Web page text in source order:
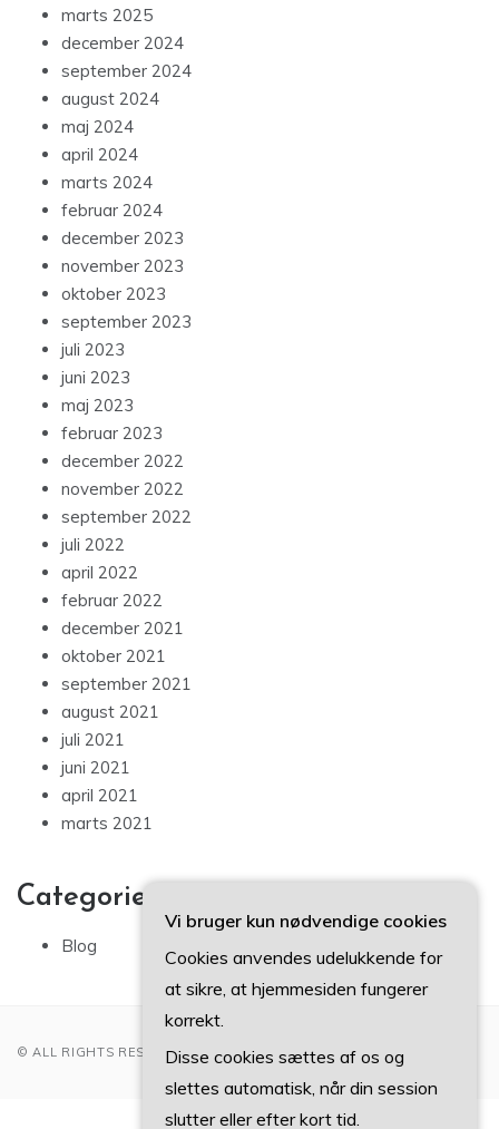
marts 2025
december 2024
september 2024
august 2024
maj 2024
april 2024
marts 2024
februar 2024
december 2023
november 2023
oktober 2023
september 2023
juli 2023
juni 2023
maj 2023
februar 2023
december 2022
november 2022
september 2022
juli 2022
april 2022
februar 2022
december 2021
oktober 2021
september 2021
august 2021
juli 2021
juni 2021
april 2021
marts 2021
Categories
Blog
© ALL RIGHTS RESERVED 2022
Vi bruger kun nødvendige cookies
Cookies anvendes udelukkende for
at sikre, at hjemmesiden fungerer
korrekt.
Disse cookies sættes af os og
slettes automatisk, når din session
slutter eller efter kort tid.